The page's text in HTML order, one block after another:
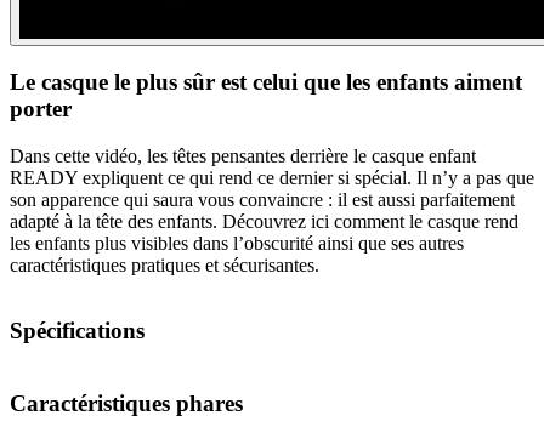
Le casque le plus sûr est celui que les enfants aiment
porter
Dans cette vidéo, les têtes pensantes derrière le casque enfant
READY expliquent ce qui rend ce dernier si spécial. Il n’y a pas que
son apparence qui saura vous convaincre : il est aussi parfaitement
adapté à la tête des enfants. Découvrez ici comment le casque rend
les enfants plus visibles dans l’obscurité ainsi que ses autres
caractéristiques pratiques et sécurisantes.
Spécifications
Caractéristiques phares